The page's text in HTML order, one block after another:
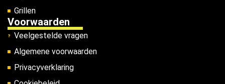
Grillen
Voorwaarden
Veelgestelde vragen
Algemene voorwaarden
Privacyverklaring